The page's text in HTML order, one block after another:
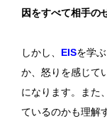
因をすべて相手の
しかし、 EISを学
か、怒りを感じて
になります。また
ているのかも理解